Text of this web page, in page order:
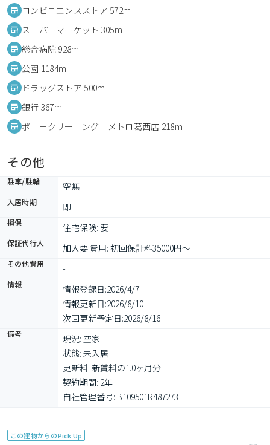
コンビニエンスストア 572m
スーパーマーケット 305m
総合病院 928m
公園 1184m
ドラッグストア 500m
銀行 367m
ポニークリーニング メトロ葛西店 218m
その他
駐車/駐輪 空無
入居時期 即
損保 住宅保険: 要
保証代行人 加入要 費用: 初回保証料35000円～
その他費用 -
情報 情報登録日:2026/4/7
情報更新日:2026/8/10
次回更新予定日:2026/8/16
備考
現況: 空家
状態: 未入居
更新料: 新賃料の1.0ヶ月分
契約期間: 2年
自社管理番号: B109501R487273
この建物からのPick Up